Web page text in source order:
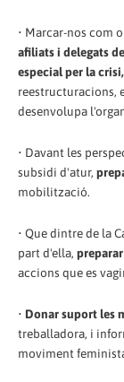
• Marcar-nos com
afiliats i delegats
especial per la crisi,
reestructuracions,
desenvolupa
• Davant les
subsidi d'atur,
mobilització.
• Que dintre de la
part d'ella,
accions que es
• Donar suport les
treballadora, i
moviment